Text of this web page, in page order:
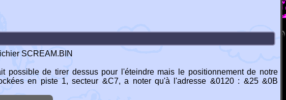
SCREAM.BIN
de tirer dessus pour l'éteindre mais le positionnement de notre
en piste 1, secteur &C7, a noter qu'à l'adresse &0120 : &25 &0B